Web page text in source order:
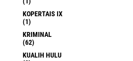
KOPERTAIS IX
(1)
KRIMINAL
(62)
KUALIH HULU